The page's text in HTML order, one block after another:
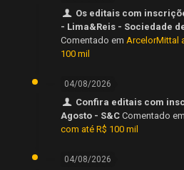
Os editais com
- Lima&Reis - Sociedade
Comentado em ArcelorMittal
100 mil
04/08/2026
Confira editais com
Agosto - S&C Comentado em
com até R$ 100 mil
04/08/2026